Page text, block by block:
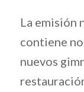
La emisión
contiene
nuevos